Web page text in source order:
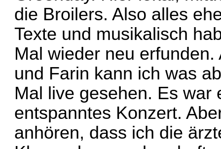
die Broilers. Also alles
Texte und musikalisch
Mal wieder neu
und Farin kann ich was
Mal live gesehen. Es war
entspanntes Konzert.
anhören, dass ich die